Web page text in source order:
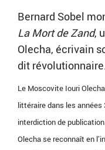
Bernard Sobel
La Mort de Zand,
Olecha, écrivain
dit
Le Moscovite Iouri
littéraire dans les
interdiction de publication
Olecha se reconnaît en